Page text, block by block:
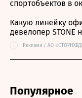
спортобъектов в
Какую линейку
девелопер STONE
i Реклама / АО
Популярное